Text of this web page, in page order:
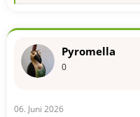
k
o
:
Pyromella
0
06. Juni 2026